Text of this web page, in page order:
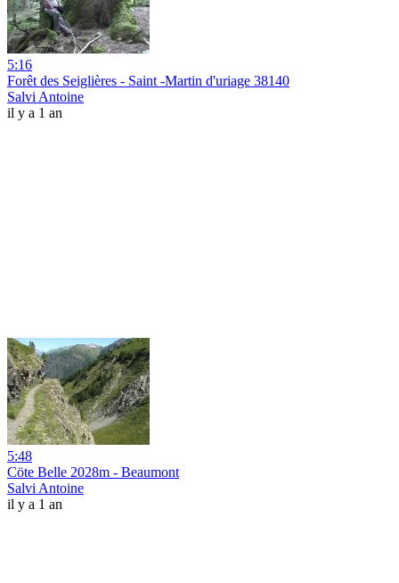
5:16
Forêt des Seiglières - Saint -Martin d'uriage 38140
Salvi Antoine
il y a 1 an
5:48
Cöte Belle 2028m - Beaumont
Salvi Antoine
il y a 1 an